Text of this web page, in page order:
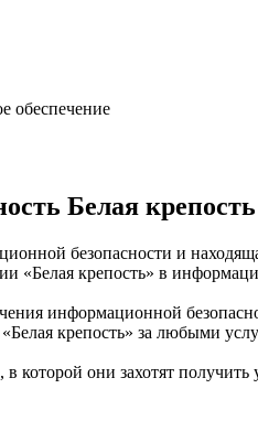
обеспечение
Белая крепость
безопасности и
крепость» в
информационной
крепость» за любыми
которой они захотят